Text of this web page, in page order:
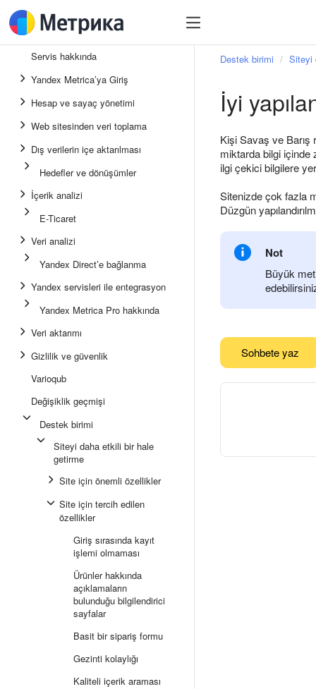
Servis hakkında
Yandex Metrica’ya Giriş
Hesap ve sayaç yönetimi
Web sitesinden veri toplama
Dış verilerin içe aktarılması
Hedefler ve dönüşümler
İçerik analizi
E-Ticaret
Veri analizi
Yandex Direct’e bağlanma
Yandex servisleri ile entegrasyon
Yandex Metrica Pro hakkında
Veri aktarımı
Gizlilik ve güvenlik
Varioqub
Değişiklik geçmişi
Destek birimi
Siteyi daha etkili bir hale
getirme
Site için önemli özellikler
Site için tercih edilen
özellikler
Giriş sırasında kayıt
işlemi olmaması
Ürünler hakkında
açıklamaların
bulunduğu bilgilendirici
sayfalar
Basit bir sipariş formu
Gezinti kolaylığı
Kaliteli içerik araması
Destek birimi Siteyi
İyi
Kişi Savaş ve Barış
miktarda bilgi içinde
ilgi çekici bilgilere
Sitenizde çok fazla
Düzgün
Not
Büyük
Sohbete yaz